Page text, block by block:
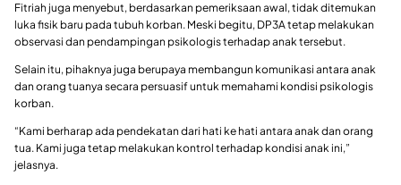
Fitriah juga menyebut, berdasarkan pemeriksaan awal, tidak ditemukan
luka fisik baru pada tubuh korban. Meski begitu, DP3A tetap melakukan
observasi dan pendampingan psikologis terhadap anak tersebut.
Selain itu, pihaknya juga berupaya membangun komunikasi antara anak
dan orang tuanya secara persuasif untuk memahami kondisi psikologis
korban.
“Kami berharap ada pendekatan dari hati ke hati antara anak dan orang
tua. Kami juga tetap melakukan kontrol terhadap kondisi anak ini,”
jelasnya.